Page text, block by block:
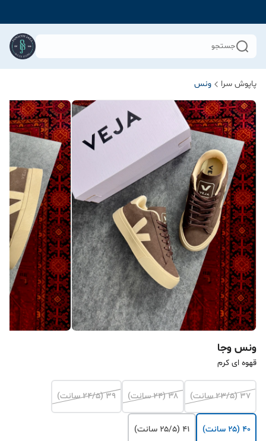
جستجو
پاپوش سرا ونس
ونس وجا
قهوه ای کرم
۳۷ (۲۳/۵ سانت) ۳۸ (۲۴ سانت) ۳۹ (۲۴/۵ سانت)
۴۰ (۲۵ سانت) ۴۱ (۲۵/۵ سانت)